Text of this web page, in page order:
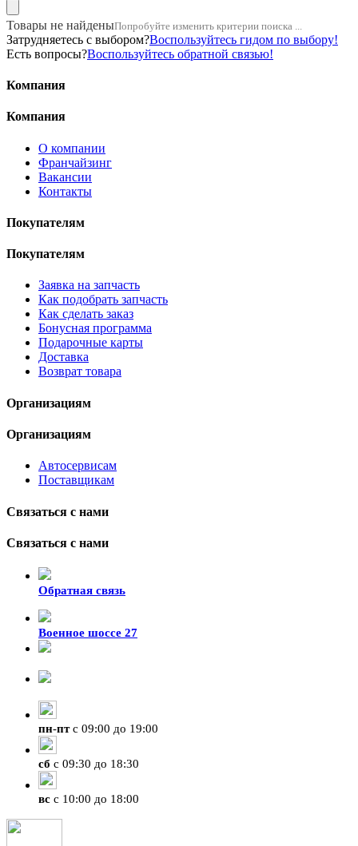
Товары не найденыПопробуйте изменить критерии поиска ...
Затрудняетесь с выбором?Воспользуйтесь гидом по выбору!
Есть вопросы?Воспользуйтесь обратной связью!
Компания
Компания
О компании
Франчайзинг
Вакансии
Контакты
Покупателям
Покупателям
Заявка на запчасть
Как подобрать запчасть
Как сделать заказ
Бонусная программа
Подарочные карты
Доставка
Возврат товара
Организациям
Организациям
Автосервисам
Поставщикам
Связаться с нами
Связаться с нами
Обратная связь
Военное шоссе 27
пн-птс 09:00 до 19:00
сб с 09:30 до 18:30
вс с 10:00 до 18:00